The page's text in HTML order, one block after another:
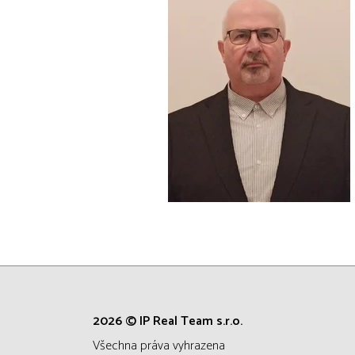
2026 © IP Real Team s.r.o.
všechna práva vyhrazena